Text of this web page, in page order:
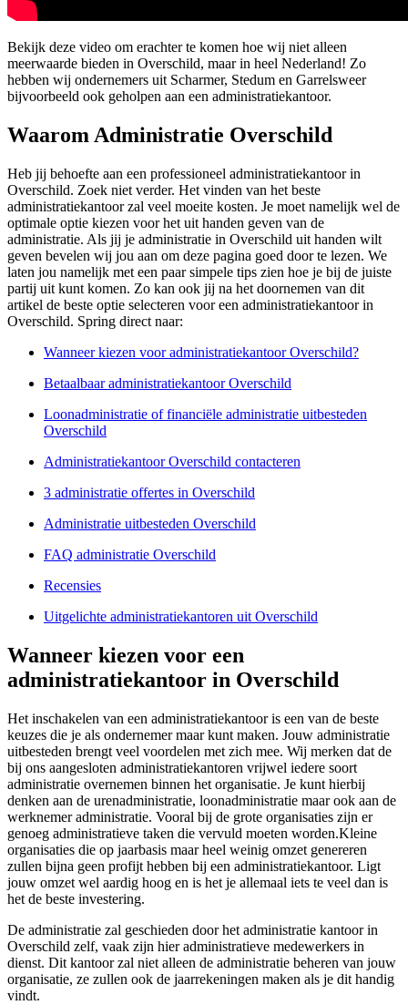
Bekijk deze video om erachter te komen hoe wij niet alleen
meerwaarde bieden in Overschild, maar in heel Nederland! Zo
hebben wij ondernemers uit Scharmer, Stedum en Garrelsweer
bijvoorbeeld ook geholpen aan een administratiekantoor.
Waarom Administratie Overschild
Heb jij behoefte aan een professioneel administratiekantoor in
Overschild. Zoek niet verder. Het vinden van het beste
administratiekantoor zal veel moeite kosten. Je moet namelijk wel de
optimale optie kiezen voor het uit handen geven van de
administratie. Als jij je administratie in Overschild uit handen wilt
geven bevelen wij jou aan om deze pagina goed door te lezen. We
laten jou namelijk met een paar simpele tips zien hoe je bij de juiste
partij uit kunt komen. Zo kan ook jij na het doornemen van dit
artikel de beste optie selecteren voor een administratiekantoor in
Overschild. Spring direct naar:
Wanneer kiezen voor administratiekantoor Overschild?
Betaalbaar administratiekantoor Overschild
Loonadministratie of financiële administratie uitbesteden
Overschild
Administratiekantoor Overschild contacteren
3 administratie offertes in Overschild
Administratie uitbesteden Overschild
FAQ administratie Overschild
Recensies
Uitgelichte administratiekantoren uit Overschild
Wanneer kiezen voor een
administratiekantoor in Overschild
Het inschakelen van een administratiekantoor is een van de beste
keuzes die je als ondernemer maar kunt maken. Jouw administratie
uitbesteden brengt veel voordelen met zich mee. Wij merken dat de
bij ons aangesloten administratiekantoren vrijwel iedere soort
administratie overnemen binnen het organisatie. Je kunt hierbij
denken aan de urenadministratie, loonadministratie maar ook aan de
werknemer administratie. Vooral bij de grote organisaties zijn er
genoeg administratieve taken die vervuld moeten worden.Kleine
organisaties die op jaarbasis maar heel weinig omzet genereren
zullen bijna geen profijt hebben bij een administratiekantoor. Ligt
jouw omzet wel aardig hoog en is het je allemaal iets te veel dan is
het de beste investering.
De administratie zal geschieden door het administratie kantoor in
Overschild zelf, vaak zijn hier administratieve medewerkers in
dienst. Dit kantoor zal niet alleen de administratie beheren van jouw
organisatie, ze zullen ook de jaarrekeningen maken als je dit handig
vindt.